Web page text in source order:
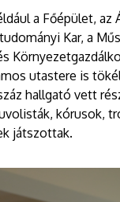
a Főépület, az
Kar, a
utastere is
hallgató vett
kórusok,
játszottak.